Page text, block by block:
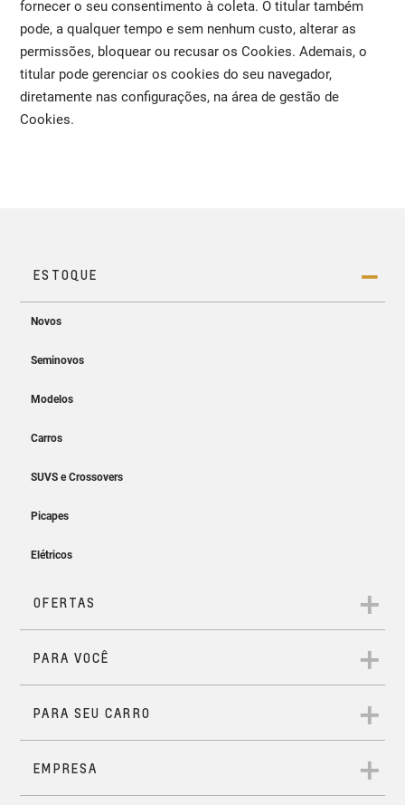
fornecer o seu consentimento à coleta. O titular também
pode, a qualquer tempo e sem nenhum custo, alterar as
permissões, bloquear ou recusar os Cookies. Ademais, o
titular pode gerenciar os cookies do seu navegador,
diretamente nas configurações, na área de gestão de
Cookies.